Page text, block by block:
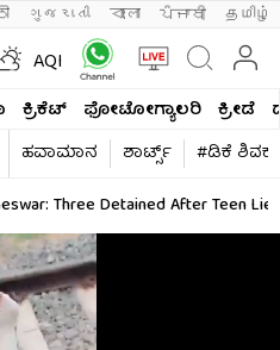
ગુજરાતી বাংলা ਪੰਜਾਬੀ தமிழ்
AQI
ಕ್ರಿಕೆಟ್​ ಫೋಟೋಗ್ಯಾಲರಿ ಕ್ರೀಡೆ
ಹವಾಮಾನ ಶಾರ್ಟ್ಸ್​
#ಡಿಕೆ
Three Detained After Teen